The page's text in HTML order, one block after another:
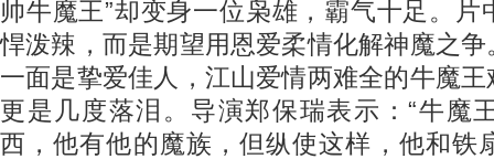
帅牛魔王”却变身一位枭雄，霸气十足。片
悍泼辣，而是期望用恩爱柔情化解神魔之
一面是挚爱佳人，江山爱情两难全的牛魔
更是几度落泪。导演郑保瑞表示：“牛魔
西，他有他的魔族，但纵使这样，他和铁